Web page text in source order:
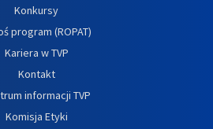
Konkursy
program (ROPAT)
Kariera w TVP
Kontakt
informacji TVP
Komisja Etyki